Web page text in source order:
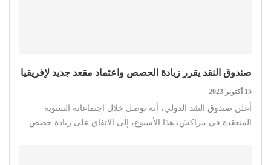
صندوق النقد يقرر زيادة الحصص واعتماد مقعد جديد لإفريقيا
15 أكتوبر 2023
أعلن صندوق النقد الدولي، أنه توصل خلال اجتماعاته السنوية
المنعقدة في مراكش، هذا الأسبوع، إلى الاتفاق على زيادة حصص…